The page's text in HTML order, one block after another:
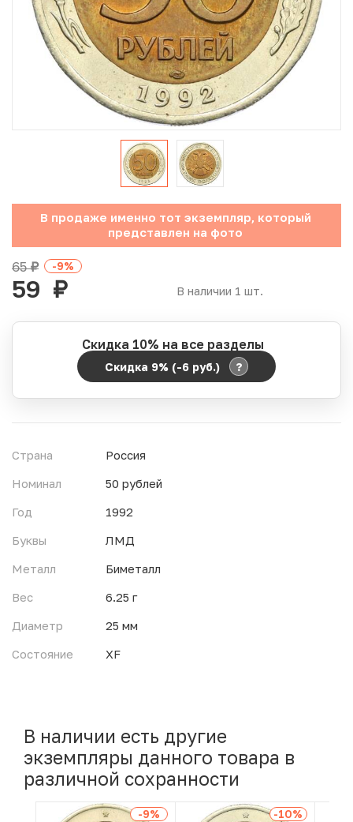
Юбилейные монеты Банка России (с 1999 года)
Памятные и инвестиционные монеты СССР и России
Иностранные монеты
Неофициальные выпуски монет (Unusual)
Античные и средневековые монеты
Наборы монет
Инвестиционные монеты
В продаже именно тот экземпляр, который
представлен на фото
В наличии 1 шт.
65руб. -9%
59 руб.
Скидка 10% на все разделы
Скидка 9% (-6 руб.) ?
Период действия акции:
0ч.
Страна
Россия
Номинал
50 рублей
Год
1992
Буквы
ЛМД
Металл
Биметалл
Вес
6.25 г
Диаметр
25 мм
Состояние
XF
В наличии есть другие
экземпляры данного товара в
различной сохранности
-9% -10%